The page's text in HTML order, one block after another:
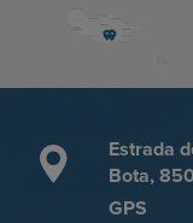
Estrada
Bota,
GPS